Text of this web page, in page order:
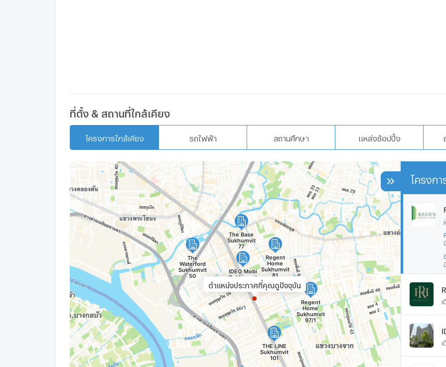
- ห้องเด็กเล่น
- Access Card Control
- CCTV
--------------------------------------------------------
สถานที่สำคัญใกล้เคียง
- 7-11 สุขุมวิท 93 30 ม.
- Tesco Lotus อ่อนนุช 850 ม.
ที่ตั้ง & สถานที่ใกล้เคียง
โครงการใกล้เคียง รถไฟฟ้า สถานศึกษา แหล่งช้อปปิ้ง
โครงกา
ตำแหน่งประกาศที่คุณดูปัจจุบัน